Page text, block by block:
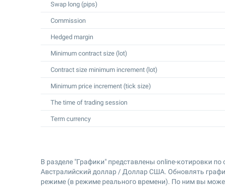
Swap long (pips)
Commission
Hedged margin
Minimum contract size (lot)
Contract size minimum increment (lot)
Minimum price increment (tick size)
The time of trading session
Term currency
В разделе "Графики" представлены online-котировки
Австралийский доллар / Доллар США. Обновлять
режиме (в режиме реального времени). По ним вы